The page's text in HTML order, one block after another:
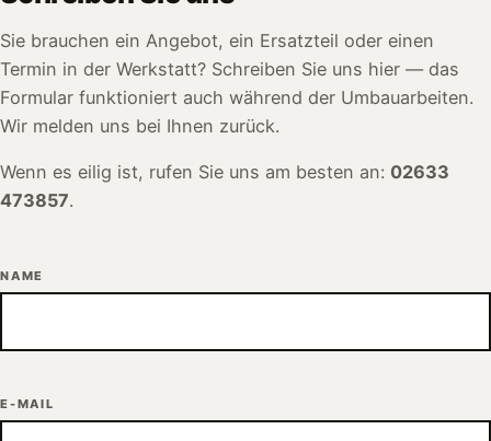
Sie brauchen ein Angebot, ein Ersatzteil oder einen
Termin in der Werkstatt? Schreiben Sie uns hier — das
Formular funktioniert auch während der Umbauarbeiten.
Wir melden uns bei Ihnen zurück.
Wenn es eilig ist, rufen Sie uns am besten an: 02633
473857.
NAME
E-MAIL